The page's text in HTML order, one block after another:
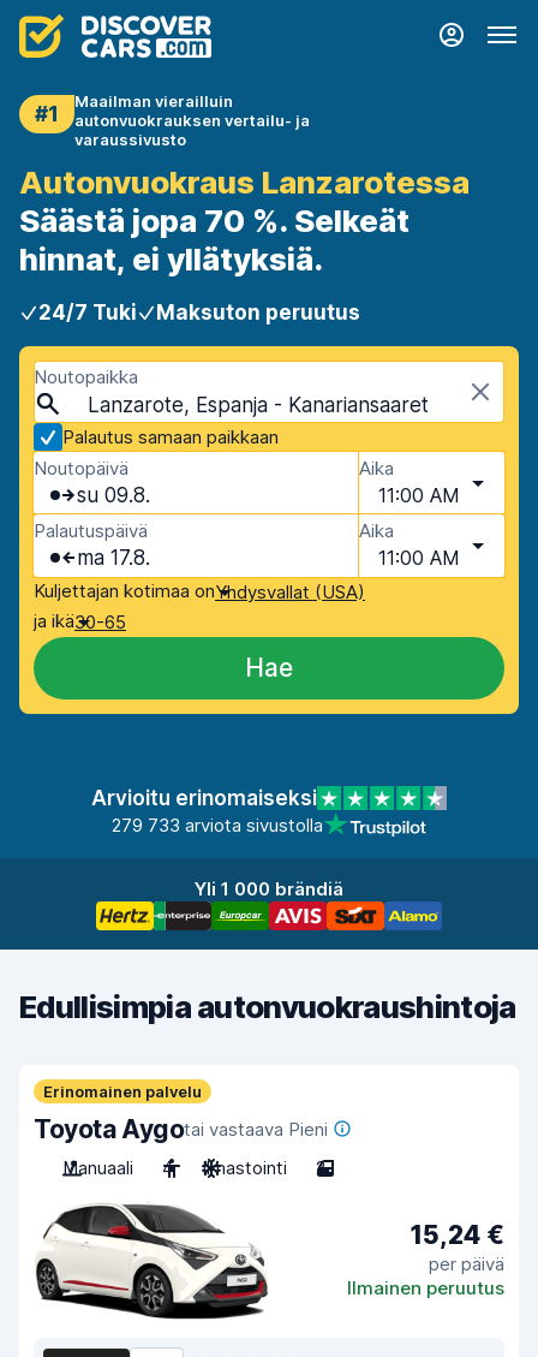
#1
Maailman vierailluin
autonvuokrauksen vertailu- ja
varaussivusto
Autonvuokraus Lanzarotessa
Säästä jopa 70 %. Selkeät
hinnat, ei yllätyksiä.
24/7 Tuki Maksuton peruutus
Noutopaikka
Lanzarote, Espanja - Kanariansaaret
Palautus samaan paikkaan
Noutopäivä
su 09.8.
Aika
11:00 AM
Palautuspäivä
ma 17.8.
Aika
11:00 AM
Kuljettajan kotimaa onYhdysvallat (USA)
ja ikä30-65
Hae
Arvioitu erinomaiseksi
279 733 arviota sivustolla
Yli 1 000 brändiä
Edullisimpia autonvuokraushintoja
Erinomainen palvelu
Toyota Aygotai vastaava Pieni
Manuaali
4 Ilmastointi 2
15,24 €
per päivä
Ilmainen peruutus